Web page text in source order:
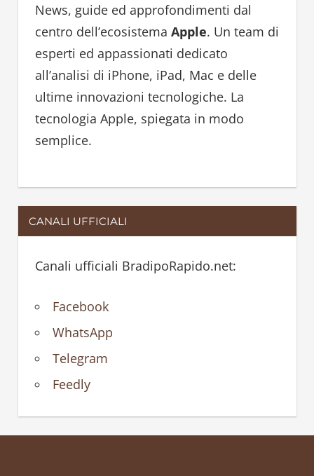
f
o
r
:
News, guide ed approfondimenti dal
centro dell’ecosistema Apple. Un team di
esperti ed appassionati dedicato
all’analisi di iPhone, iPad, Mac e delle
ultime innovazioni tecnologiche. La
tecnologia Apple, spiegata in modo
semplice.
CANALI UFFICIALI
Canali ufficiali BradipoRapido.net:
Facebook
WhatsApp
Telegram
Feedly